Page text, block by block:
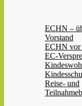
ECHN –
Vorstand
ECHN vor
EC-
Reise- und